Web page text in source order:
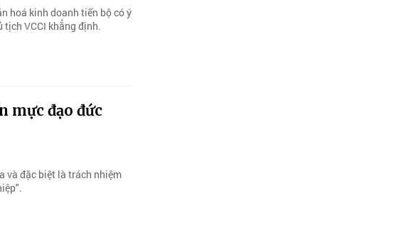
hoá kinh doanh tiến bộ có ý
tịch VCCI khẳng định.
mực đạo đức
và đặc biệt là trách nhiệm